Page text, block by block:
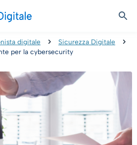
digitale
Sicurezza Digitale
per la cybersecurity